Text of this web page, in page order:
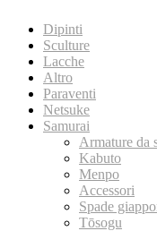
Dipinti
Sculture
Lacche
Altro
Paraventi
Netsuke
Samurai
Armature da
Kabuto
Menpo
Accessori
Spade
Tōsogu